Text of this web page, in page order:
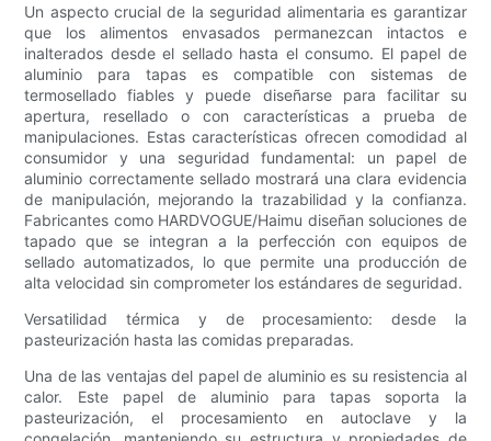
Un aspecto crucial de la seguridad alimentaria es garantizar
que los alimentos envasados ​​permanezcan intactos e
inalterados desde el sellado hasta el consumo. El papel de
aluminio para tapas es compatible con sistemas de
termosellado fiables y puede diseñarse para facilitar su
apertura, resellado o con características a prueba de
manipulaciones. Estas características ofrecen comodidad al
consumidor y una seguridad fundamental: un papel de
aluminio correctamente sellado mostrará una clara evidencia
de manipulación, mejorando la trazabilidad y la confianza.
Fabricantes como HARDVOGUE/Haimu diseñan soluciones de
tapado que se integran a la perfección con equipos de
sellado automatizados, lo que permite una producción de
alta velocidad sin comprometer los estándares de seguridad.
Versatilidad térmica y de procesamiento: desde la
pasteurización hasta las comidas preparadas.
Una de las ventajas del papel de aluminio es su resistencia al
calor. Este papel de aluminio para tapas soporta la
pasteurización, el procesamiento en autoclave y la